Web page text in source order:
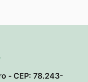
- CEP: 78.243-